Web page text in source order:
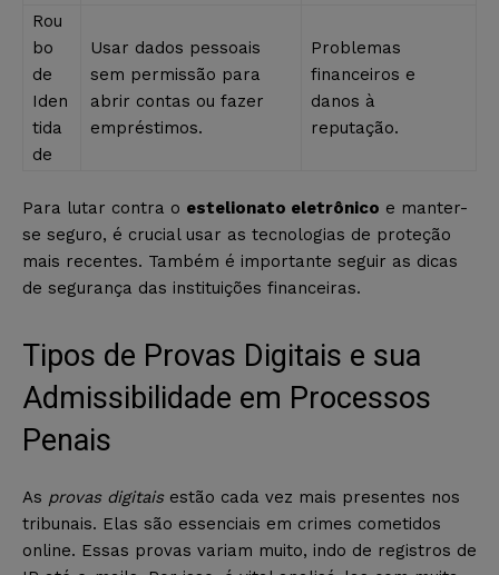
Rou
bo
de
Iden
tida
de
Usar dados pessoais
sem permissão para
abrir contas ou fazer
empréstimos.
Problemas
financeiros e
danos à
reputação.
Para lutar contra o estelionato eletrônico e manter-
se seguro, é crucial usar as tecnologias de proteção
mais recentes. Também é importante seguir as dicas
de segurança das instituições financeiras.
Tipos de Provas Digitais e sua
Admissibilidade em Processos
Penais
As provas digitaisestão cada vez mais presentes nos
tribunais. Elas são essenciais em crimes cometidos
online. Essas provas variam muito, indo de registros de